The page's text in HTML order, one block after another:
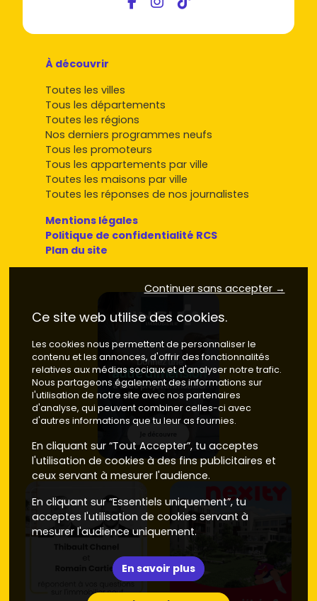
À découvrir
Toutes les villes
Tous les départements
Toutes les régions
Nos derniers programmes neufs
Tous les promoteurs
Tous les appartements par ville
Toutes les maisons par ville
Toutes les réponses de nos journalistes
Mentions légales
Politique de confidentialité RCS
Plan du site
Continuer sans accepter →
Ce site web utilise des cookies.
Les cookies nous permettent de personnaliser le
contenu et les annonces, d'offrir des fonctionnalités
relatives aux médias sociaux et d'analyser notre trafic.
Nous partageons également des informations sur
l'utilisation de notre site avec nos partenaires
d'analyse, qui peuvent combiner celles-ci avec
d'autres informations que tu leur as fournies.
En cliquant sur “Tout Accepter”, tu acceptes
l'utilisation de cookies à des fins publicitaires et
ceux servant à mesurer l'audience.
En cliquant sur “Essentiels uniquement”, tu
acceptes l'utilisation de cookies servant à
mesurer l'audience uniquement.
En savoir plus